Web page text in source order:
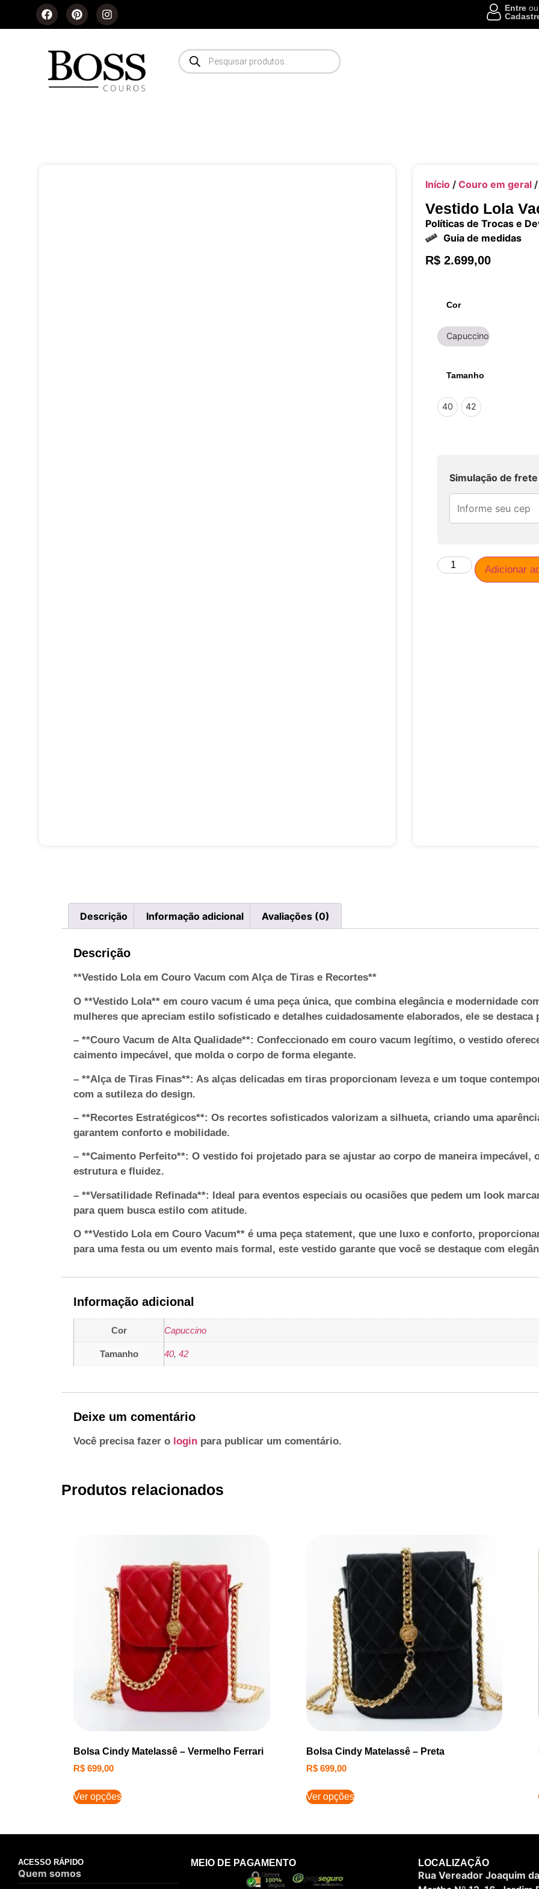
Entreou
Início/ Couro em geral/
Vestido Lola
Políticas de Trocas e
Guia de medidas
R$2.699,00
Cor
Capuccino
Tamanho
40 42
Simulação de frete
Adicionar
Descrição Informação adicional Avaliações (0)
Descrição
**Vestido Lola em Couro Vacum com Alça de Tiras e Recortes**
O **Vestido Lola** em couro vacum é uma peça única, que combina elegância e modernidade
mulheres que apreciam estilo sofisticado e detalhes cuidadosamente elaborados, ele se
– **Couro Vacum de Alta Qualidade**: Confeccionado em couro vacum legítimo, o vestido
caimento impecável, que molda o corpo de forma elegante.
– **Alça de Tiras Finas**: As alças delicadas em tiras proporcionam leveza e um toque
com a sutileza do design.
– **Recortes Estratégicos**: Os recortes sofisticados valorizam a silhueta, criando uma
garantem conforto e mobilidade.
– **Caimento Perfeito**: O vestido foi projetado para se ajustar ao corpo de maneira impecável,
estrutura e fluidez.
– **Versatilidade Refinada**: Ideal para eventos especiais ou ocasiões que pedem um look
para quem busca estilo com atitude.
O **Vestido Lola em Couro Vacum** é uma peça statement, que une luxo e conforto,
para uma festa ou um evento mais formal, este vestido garante que você se destaque com
Informação adicional
Cor Capuccino
Tamanho 40, 42
Deixe um comentário
Você precisa fazer o login para publicar um comentário.
Produtos relacionados
Bolsa Cindy Matelassê – Vermelho Ferrari
R$ 699,00
Ver opções
Bolsa Cindy Matelassê – Preta
R$699,00
Ver opções
ACESSO RÁPIDO
Quem somos
MEIO DE PAGAMENTO LOCALIZAÇÃO
Rua Vereador Joaquim